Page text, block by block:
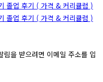
졸업 후기 ( 가격 & 커리큘럼 )
졸업 후기 ( 가격 & 커리큘럼 )
을 받으려면 이메일 주소를 입